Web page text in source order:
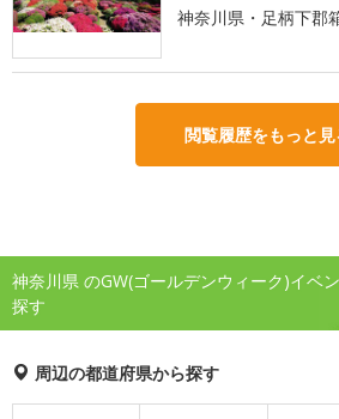
神奈川県・足柄下郡
閲覧履歴をもっと見
神奈川県 のGW(ゴールデンウィーク)イベ
探す
周辺の都道府県から探す